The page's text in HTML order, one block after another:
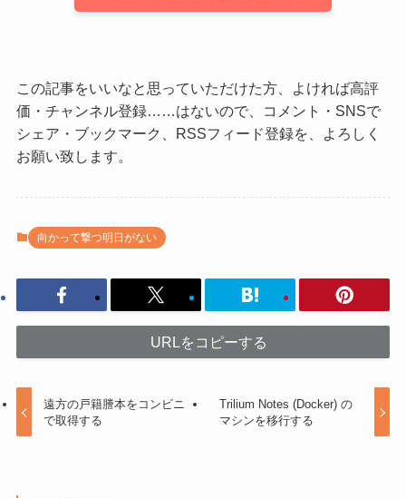
この記事をいいなと思っていただけた方、よければ高評
価・チャンネル登録……はないので、コメント・SNSで
シェア・ブックマーク、RSSフィード登録を、よろしく
お願い致します。
向かって撃つ明日がない
URLをコピーする
遠方の戸籍謄本をコンビニ
で取得する
Trilium Notes (Docker) の
マシンを移行する